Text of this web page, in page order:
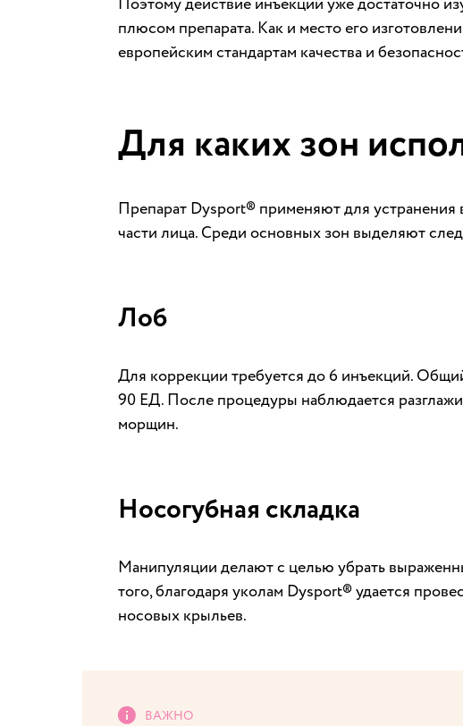
плюсом препарата. Как и место его
европейским стандартам качества и
Для каких зон
Препарат Dysport® применяют для устранения
части лица. Среди основных зон выделяют
Лоб
Для коррекции требуется до 6 инъекций.
90 ЕД. После процедуры наблюдается
морщин.
Носогубная складка
Манипуляции делают с целью убрать
того, благодаря уколам Dysport® удается
носовых крыльев.